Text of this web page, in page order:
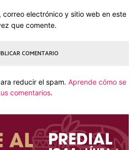
correo electrónico y sitio web en este
que comente.
reducir el spam. Aprende cómo se
comentarios.